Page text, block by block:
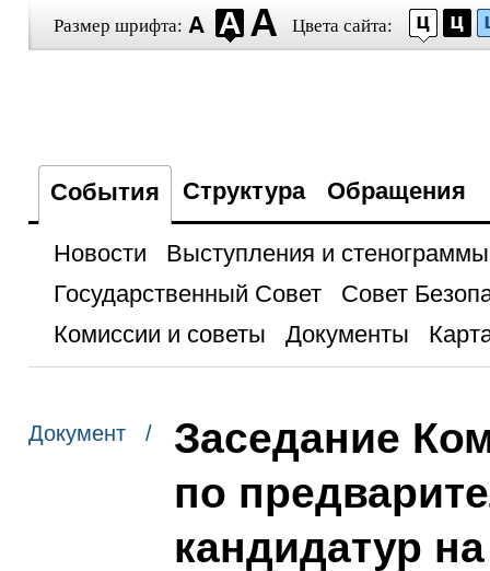
Размер шрифта: Цвета сайта:
События Структура Обращения
Новости
Выступления и стенограммы
Государственный Совет
Совет
Комиссии и советы
Документы
Документ /
Заседание
по
кандидатур